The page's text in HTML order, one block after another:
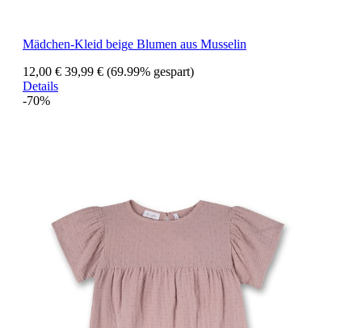
Mädchen-Kleid beige Blumen aus Musselin
12,00 € 39,99 € (69.99% gespart)
Details
-70%